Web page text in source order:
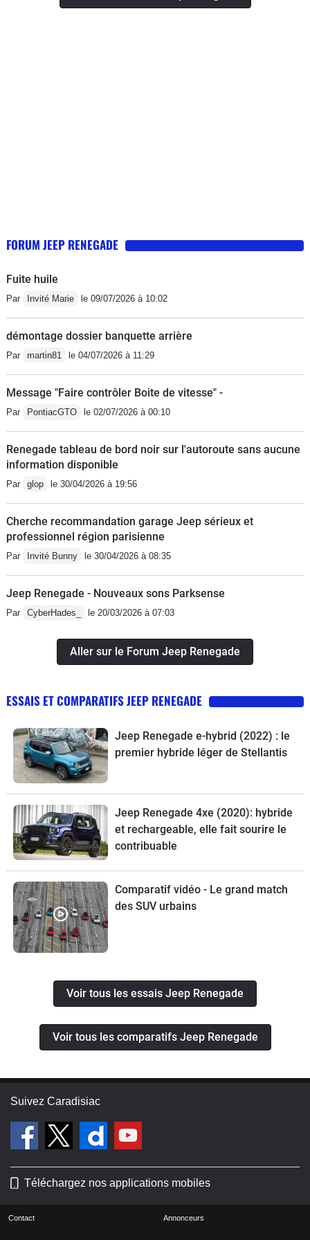
FORUM JEEP RENEGADE
Fuite huile
Par Invité Marie le 09/07/2026 à 10:02
démontage dossier banquette arrière
Par martin81 le 04/07/2026 à 11:29
Message "Faire contrôler Boite de vitesse" -
Par PontiacGTO le 02/07/2026 à 00:10
Renegade tableau de bord noir sur l'autoroute sans aucune
information disponible
Par glop le 30/04/2026 à 19:56
Cherche recommandation garage Jeep sérieux et
professionnel région parisienne
Par Invité Bunny le 30/04/2026 à 08:35
Jeep Renegade - Nouveaux sons Parksense
Par CyberHades_ le 20/03/2026 à 07:03
Aller sur le Forum Jeep Renegade
ESSAIS ET COMPARATIFS JEEP RENEGADE
Jeep Renegade e-hybrid (2022) : le
premier hybride léger de Stellantis
Jeep Renegade 4xe (2020): hybride
et rechargeable, elle fait sourire le
contribuable
Comparatif vidéo - Le grand match
des SUV urbains
Voir tous les essais Jeep Renegade
Voir tous les comparatifs Jeep Renegade
Suivez Caradisiac
Téléchargez nos applications mobiles
Contact Annonceurs